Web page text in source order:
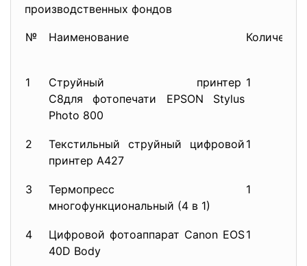
производственных фондов
№ Наименование
1
Струйный принтер
С8для фотопечати EPSON Stylus
Photo 800
1
2
Текстильный струйный цифровой
принтер А427
1
3
Термопресс
многофункциональный (4 в 1)
1
4
Цифровой фотоаппарат Canon EOS
40D Body
1